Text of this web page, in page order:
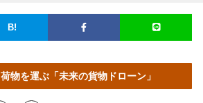
荷物を運ぶ「未来の貨物ドローン」